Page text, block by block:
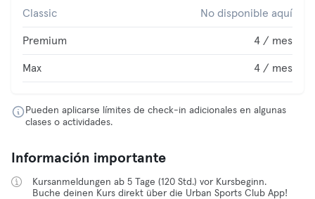
Classic No disponible aquí
Premium 4 / mes
Max 4 / mes
Pueden aplicarse límites de check-in adicionales en algunas
clases o actividades.
Información importante
Kursanmeldungen ab 5 Tage (120 Std.) vor Kursbeginn.
Buche deinen Kurs direkt über die Urban Sports Club App!